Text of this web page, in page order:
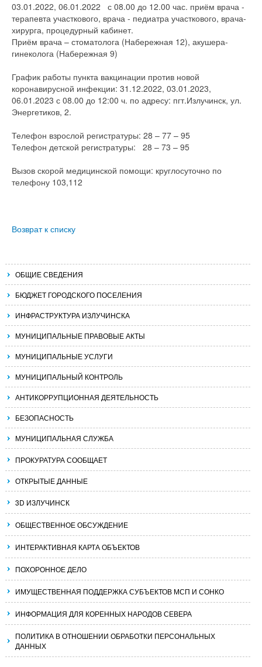
03.01.2022, 06.01.2022 с 08.00 до 12.00 час. приём врача -
терапевта участкового, врача - педиатра участкового, врача-
хирурга, процедурный кабинет.
Приём врача – стоматолога (Набережная 12), акушера-
гинеколога (Набережная 9)
График работы пункта вакцинации против новой
коронавирусной инфекции: 31.12.2022, 03.01.2023,
06.01.2023 с 08.00 до 12:00 ч. по адресу: пгт.Излучинск, ул.
Энергетиков, 2.
Телефон взрослой регистратуры: 28 – 77 – 95
Телефон детской регистратуры: 28 – 73 – 95
Вызов скорой медицинской помощи: круглосуточно по
телефону 103,112
Возврат к списку
ОБЩИЕ СВЕДЕНИЯ
БЮДЖЕТ ГОРОДСКОГО ПОСЕЛЕНИЯ
ИНФРАСТРУКТУРА ИЗЛУЧИНСКА
МУНИЦИПАЛЬНЫЕ ПРАВОВЫЕ АКТЫ
МУНИЦИПАЛЬНЫЕ УСЛУГИ
МУНИЦИПАЛЬНЫЙ КОНТРОЛЬ
АНТИКОРРУПЦИОННАЯ ДЕЯТЕЛЬНОСТЬ
БЕЗОПАСНОСТЬ
МУНИЦИПАЛЬНАЯ СЛУЖБА
ПРОКУРАТУРА СООБЩАЕТ
ОТКРЫТЫЕ ДАННЫЕ
3D ИЗЛУЧИНСК
ОБЩЕСТВЕННОЕ ОБСУЖДЕНИЕ
ИНТЕРАКТИВНАЯ КАРТА ОБЪЕКТОВ
ПОХОРОННОЕ ДЕЛО
ИМУЩЕСТВЕННАЯ ПОДДЕРЖКА СУБЪЕКТОВ МСП И СОНКО
ИНФОРМАЦИЯ ДЛЯ КОРЕННЫХ НАРОДОВ СЕВЕРА
ПОЛИТИКА В ОТНОШЕНИИ ОБРАБОТКИ ПЕРСОНАЛЬНЫХ
ДАННЫХ